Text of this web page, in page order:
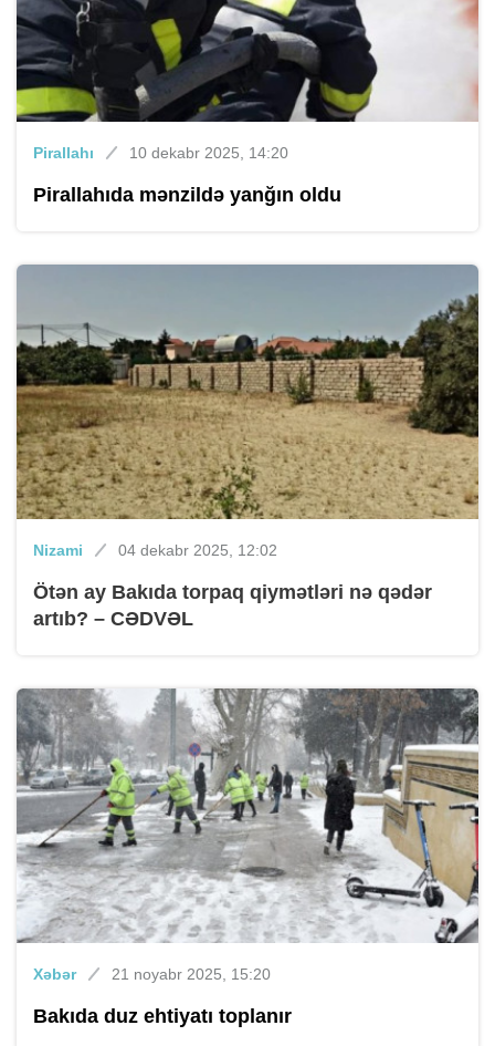
Pirallahı 10 dekabr 2025, 14:20
Pirallahıda mənzildə yanğın oldu
Nizami 04 dekabr 2025, 12:02
Ötən ay Bakıda torpaq qiymətləri nə qədər
artıb? – CƏDVƏL
Xəbər 21 noyabr 2025, 15:20
Bakıda duz ehtiyatı toplanır